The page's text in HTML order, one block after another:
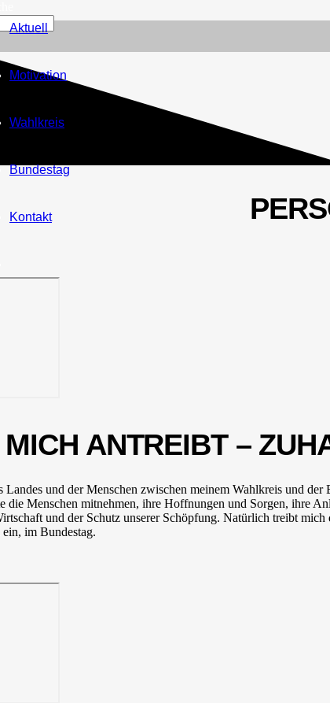
Aktuell
Motivation
Wahlkreis
Bundestag
Kontakt
ANTREIBT –
Landes und der Menschen zwischen meinem Wahlkreis und
die Menschen mitnehmen, ihre Hoffnungen und Sorgen, ihre
und der Schutz unserer Schöpfung. Natürlich treibt
im Bundestag.